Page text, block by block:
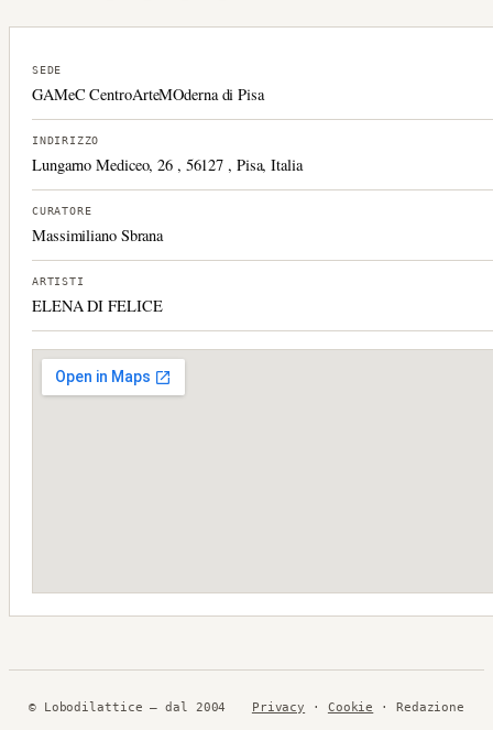
SEDE
GAMeC CentroArteMOderna di Pisa
INDIRIZZO
Lungarno Mediceo, 26 , 56127 , Pisa, Italia
CURATORE
Massimiliano Sbrana
ARTISTI
ELENA DI FELICE
© Lobodilattice — dal 2004 Privacy · Cookie · Redazione